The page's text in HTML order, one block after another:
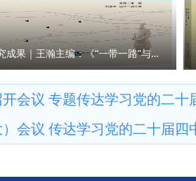
高政治站位，增强学习贯彻全会
深悟透、融会贯通。各党支部要迅
果转化为实际行动，落实到学院
（供稿：哲学与社会发展学院 撰
研究成果｜王瀚主编：《“一带一路”与人类命运共同体构建的法律与实践》
会议 专题传达学习党的二十
会议 传达学习党的二十届四